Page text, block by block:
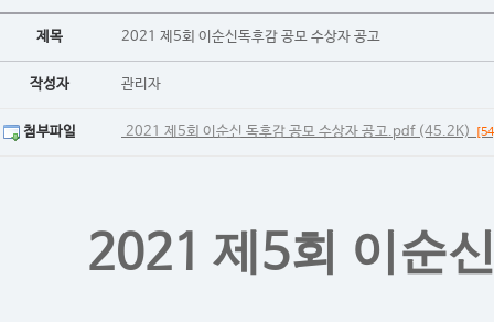
제목 2021 제5회 이순신독후감 공모 수상자 공고
작성자 관리자
첨부파일 2021 제5회 이순신 독후감 공모 수상자 공고.pdf (45.2K)
2021 제 5회 이순